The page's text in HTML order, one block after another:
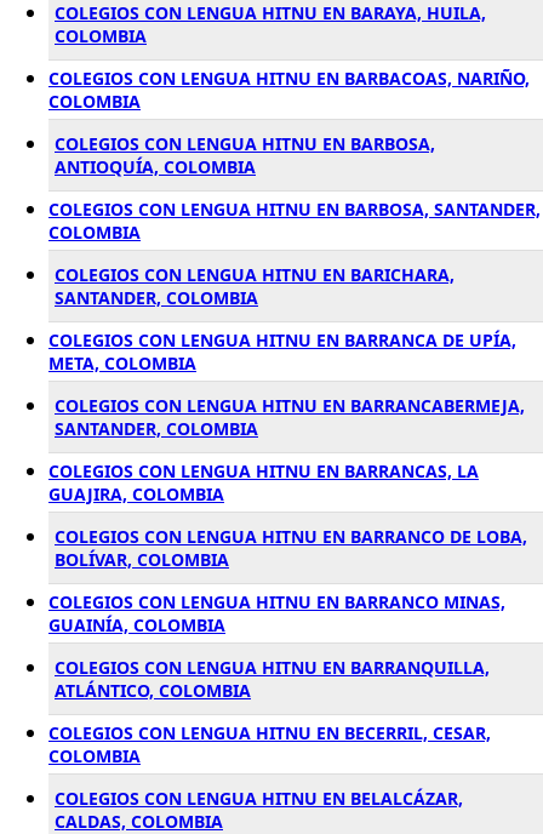
COLEGIOS CON LENGUA HITNU EN BARAYA, HUILA,
COLOMBIA
COLEGIOS CON LENGUA HITNU EN BARBACOAS, NARIÑO,
COLOMBIA
COLEGIOS CON LENGUA HITNU EN BARBOSA,
ANTIOQUÍA, COLOMBIA
COLEGIOS CON LENGUA HITNU EN BARBOSA, SANTANDER,
COLOMBIA
COLEGIOS CON LENGUA HITNU EN BARICHARA,
SANTANDER, COLOMBIA
COLEGIOS CON LENGUA HITNU EN BARRANCA DE UPÍA,
META, COLOMBIA
COLEGIOS CON LENGUA HITNU EN BARRANCABERMEJA,
SANTANDER, COLOMBIA
COLEGIOS CON LENGUA HITNU EN BARRANCAS, LA
GUAJIRA, COLOMBIA
COLEGIOS CON LENGUA HITNU EN BARRANCO DE LOBA,
BOLÍVAR, COLOMBIA
COLEGIOS CON LENGUA HITNU EN BARRANCO MINAS,
GUAINÍA, COLOMBIA
COLEGIOS CON LENGUA HITNU EN BARRANQUILLA,
ATLÁNTICO, COLOMBIA
COLEGIOS CON LENGUA HITNU EN BECERRIL, CESAR,
COLOMBIA
COLEGIOS CON LENGUA HITNU EN BELALCÁZAR,
CALDAS, COLOMBIA